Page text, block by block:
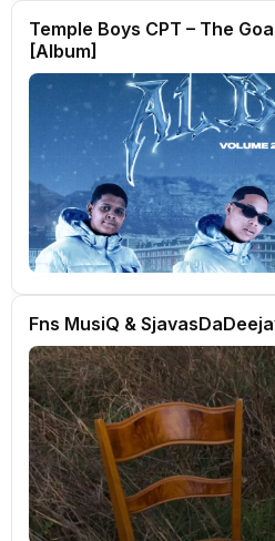
Temple Boys CPT – The
[Album]
Fns MusiQ &